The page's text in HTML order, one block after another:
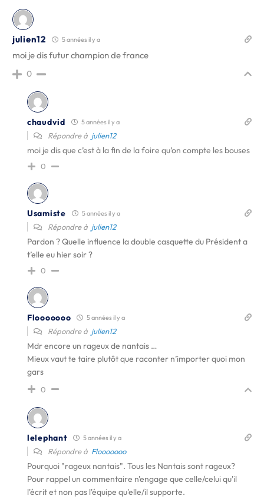
julien12 5 années il y a
moi je dis futur champion de france
0
chaudvid 5 années il y a
Répondre à julien12
moi je dis que c’est à la fin de la foire qu’on compte les bouses
0
Usamiste 5 années il y a
Répondre à julien12
Pardon ? Quelle influence la double casquette du Président a
t’elle eu hier soir ?
0
Flooooooo 5 années il y a
Répondre à julien12
Mdr encore un rageux de nantais …
Mieux vaut te taire plutôt que raconter n’importer quoi mon
gars
0
lelephant 5 années il y a
Répondre à Flooooooo
Pourquoi "rageux nantais". Tous les Nantais sont rageux?
Pour rappel un commentaire n'engage que celle/celui qu'il
l'écrit et non pas l'équipe qu'elle/il supporte.